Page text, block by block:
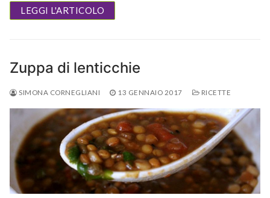
LEGGI L'ARTICOLO
Zuppa di lenticchie
SIMONA CORNEGLIANI 13 GENNAIO 2017 RICETTE